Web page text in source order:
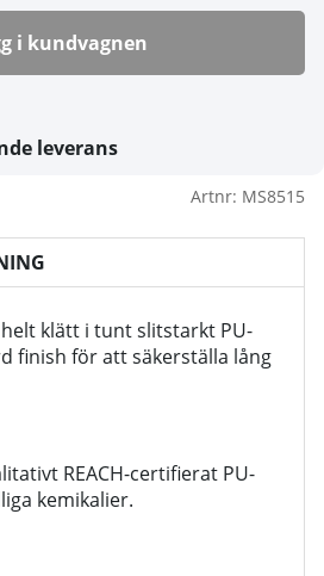
i kundvagnen
leverans
Artnr: MS8515
klätt i tunt slitstarkt PU-
finish för att säkerställa lång
REACH-certifierat PU-
kemikalier.